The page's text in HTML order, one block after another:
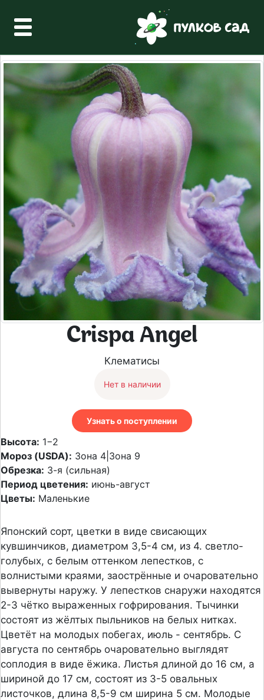
Crispa Angel
Клематисы
Нет в наличии
Узнать о поступлении
Высота: 1−2
Мороз (USDA): Зона 4|Зона 9
Обрезка: 3-я (сильная)
Период цветения: июнь-август
Цветы: Маленькие
Японский сорт, цветки в виде свисающих
кувшинчиков, диаметром 3,5-4 см, из 4. светло-
голубых, с белым оттенком лепестков, с
волнистыми краями, заострённые и очаровательно
вывернуты наружу. У лепестков снаружи находятся
2-3 чётко выраженных гофрирования. Тычинки
состоят из жёлтых пыльников на белых нитках.
Цветёт на молодых побегах, июль - сентябрь. С
августа по сентябрь очаровательно выглядят
соплодия в виде ёжика. Листья длиной до 16 см, а
шириной до 17 см, состоят из 3-5 овальных
листочков, длина 8,5-9 см ширина 5 см. Молодые